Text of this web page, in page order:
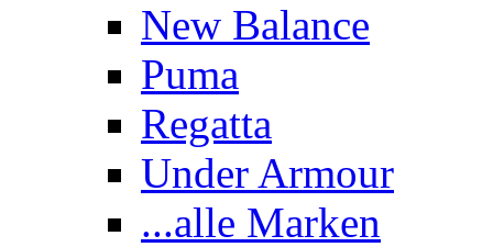
New Balance
Puma
Regatta
Under Armour
...alle Marken